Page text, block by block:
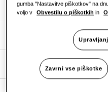
Maloprodaja
Restavracija
Pisarna
Odkrijte
Strokovnjaki
O Samsungu
gumba "Nastavitve piškotkov" na
voljo v
Obvestilu o piškotkih in
Zavrni vse piškotke